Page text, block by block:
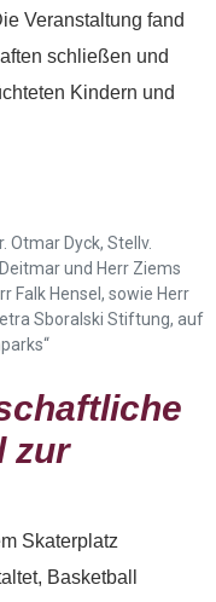
Veranstaltung fand
schließen und
Kindern und
Otmar Dyck, Stellv.
und Herr Ziems
Falk Hensel, sowie Herr
Sboralski Stiftung, auf
zur
Skaterplatz
Basketball